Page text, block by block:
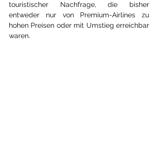
touristischer Nachfrage, die bisher
entweder nur von Premium-Airlines zu
hohen Preisen oder mit Umstieg erreichbar
waren.